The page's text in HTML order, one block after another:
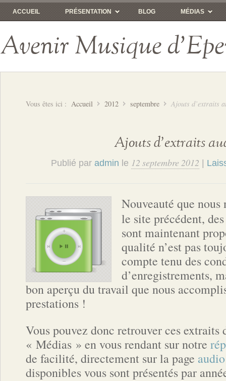
ACCUEIL PRÉSENTATION BLOG MÉDIAS
Avenir Musique
Vous êtes ici : Accueil 2012 septembre Ajouts d’extraits
Ajouts d’extraits
Publié par admin le 12 septembre 2012
Nouveauté que
le site précédent,
sont maintenant
qualité n’est pas
compte tenu des
d’enregistrements,
bon aperçu du travail que nous
prestations !
Vous pouvez donc retrouver ces extraits
« Médias » en vous rendant sur notre
de facilité, directement sur la page audio
disponibles vous sont présentés par